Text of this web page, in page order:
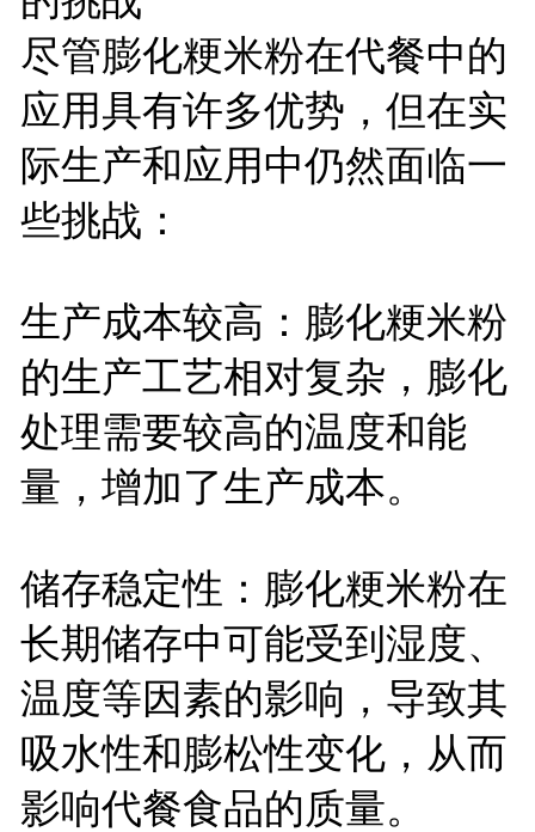
尽管膨化粳米粉在代餐中的
应用具有许多优势，但在实
际生产和应用中仍然面临一
些挑战：
生产成本较高：膨化粳米粉
的生产工艺相对复杂，膨化
处理需要较高的温度和能
量，增加了生产成本。
储存稳定性：膨化粳米粉在
长期储存中可能受到湿度、
温度等因素的影响，导致其
吸水性和膨松性变化，从而
影响代餐食品的质量。